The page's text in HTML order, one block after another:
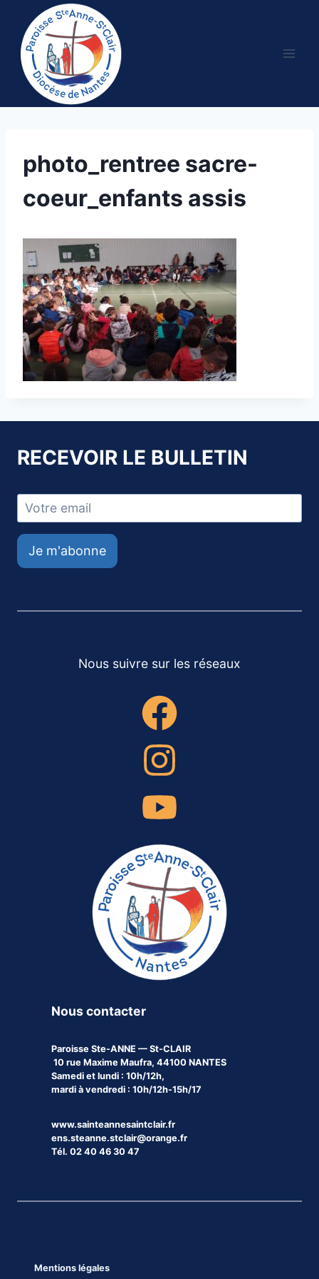
contenu
photo_rentree sacre-
coeur_enfants assis
RECEVOIR LE BULLETIN
Je m'abonne
Nous suivre sur les réseaux
Nous contacter
Paroisse Ste-ANNE — St-CLAIR
10 rue Maxime Maufra, 44100 NANTES
Samedi et lundi : 10h/12h,
mardi à vendredi : 10h/12h-15h/17
www.sainteannesaintclair.fr
ens.steanne.stclair@orange.fr
Tél. 02 40 46 30 47
Mentions légales